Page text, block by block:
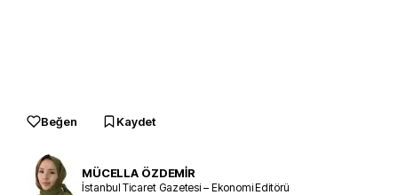
Beğen Kaydet
MÜCELLA ÖZDEMİR
İstanbul Ticaret Gazetesi – Ekonomi Editörü